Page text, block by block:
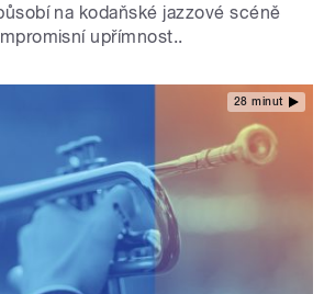
na kodaňské jazzové scéně
upřímnost..
28 minut